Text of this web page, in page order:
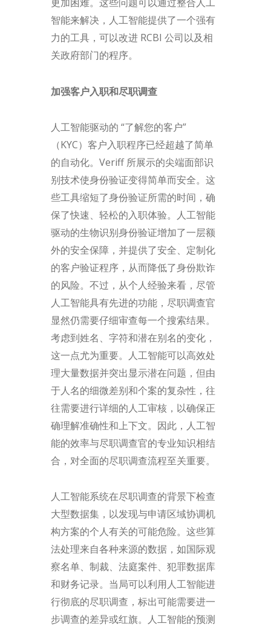
智能来解决，人工智能提供了一个强有
力的工具，可以改进 RCBI 公司以及相
关政府部门的程序。
加强客户入职和尽职调查
人工智能驱动的 “了解您的客户”
（KYC）客户入职程序已经超越了简单
的自动化。Veriff 所展示的尖端面部识
别技术使身份验证变得简单而安全。这
些工具缩短了身份验证所需的时间，确
保了快速、轻松的入职体验。人工智能
驱动的生物识别身份验证增加了一层额
外的安全保障，并提供了安全、定制化
的客户验证程序，从而降低了身份欺诈
的风险。不过，从个人经验来看，尽管
人工智能具有先进的功能，尽职调查官
显然仍需要仔细审查每一个搜索结果。
考虑到姓名、字符和潜在别名的变化，
这一点尤为重要。人工智能可以高效处
理大量数据并突出显示潜在问题，但由
于人名的细微差别和个案的复杂性，往
往需要进行详细的人工审核，以确保正
确理解准确性和上下文。因此，人工智
能的效率与尽职调查官的专业知识相结
合，对全面的尽职调查流程至关重要。
人工智能系统在尽职调查的背景下检查
大型数据集，以发现与申请区域协调机
构方案的个人有关的可能危险。这些算
法处理来自各种来源的数据，如国际观
察名单、制裁、法庭案件、犯罪数据库
和财务记录。当局可以利用人工智能进
行彻底的尽职调查，标出可能需要进一
步调查的差异或红旗。人工智能的预测